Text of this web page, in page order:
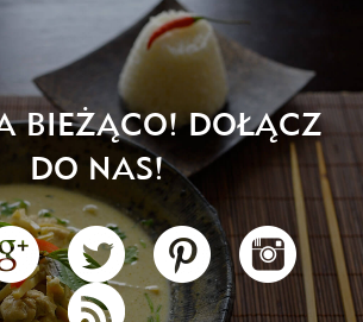
BIEŻĄCO! DOŁĄCZ
DO NAS!